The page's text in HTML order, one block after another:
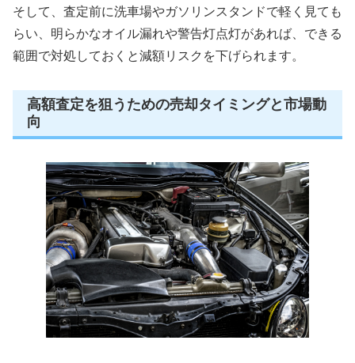
そして、査定前に洗車場やガソリンスタンドで軽く見ても
らい、明らかなオイル漏れや警告灯点灯があれば、できる
範囲で対処しておくと減額リスクを下げられます。
高額査定を狙うための売却タイミングと市場動
向